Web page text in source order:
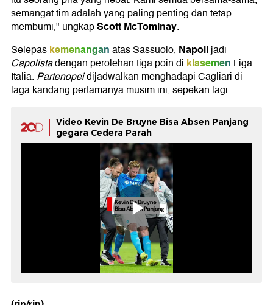
semangat tim adalah yang paling penting dan tetap
membumi," ungkapScott McTominay.
Selepaskemenanganatas Sassuolo, Napolijadi
Capolistadengan perolehan tiga poin di klasemen Liga
Italia. Partenopeidijadwalkan menghadapi Cagliari di
laga kandang pertamanya musim ini, sepekan lagi.
Video Kevin De Bruyne Bisa Absen Panjang
gegara Cedera Parah